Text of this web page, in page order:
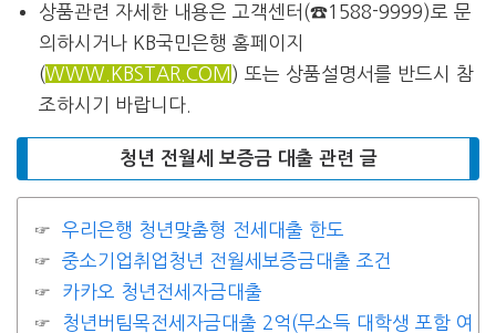
상품관련 자세한 내용은 고객센터(☎1588-9999)로 문
의하시거나 KB국민은행 홈페이지
(WWW.KBSTAR.COM ) 또는 상품설명서를 반드시 참
조하시기 바랍니다.
청년 전월세 보증금 대출 관련 글
우리은행 청년맞춤형 전세대출 한도
중소기업취업청년 전월세보증금대출 조건
카카오 청년전세자금대출
청년버팀목전세자금대출 2억(무소득 대학생 포함 여